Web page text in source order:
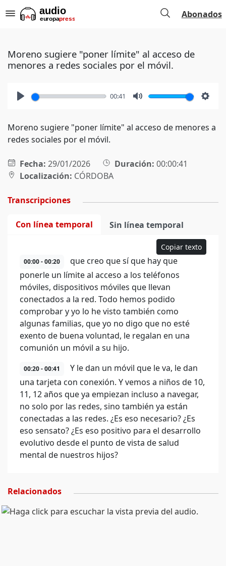
Abonados
Moreno sugiere "poner límite" al acceso de
menores a redes sociales por el móvil.
00:41
Moreno sugiere "poner límite" al acceso de menores a
redes sociales por el móvil.
Fecha: 29/01/2026 Duración: 00:00:41
Localización: CÓRDOBA
Transcripciones
Con línea temporal Sin línea temporal
Copiar texto
00:00 - 00:20
que creo que sí que hay que
ponerle un límite al acceso a los teléfonos
móviles, dispositivos móviles que llevan
conectados a la red. Todo hemos podido
comprobar y yo lo he visto también como
algunas familias, que yo no digo que no esté
exento de buena voluntad, le regalan en una
comunión un móvil a su hijo.
00:20 - 00:41
Y le dan un móvil que le va, le dan
una tarjeta con conexión. Y vemos a niños de 10,
11, 12 años que ya empiezan incluso a navegar,
no solo por las redes, sino también ya están
conectadas a las redes. ¿Es eso necesario? ¿Es
eso sensato? ¿Es eso positivo para el desarrollo
evolutivo desde el punto de vista de salud
mental de nuestros hijos?
Relacionados